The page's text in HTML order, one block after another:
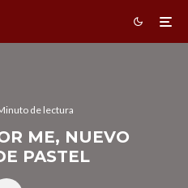
de lectura
ME, NUEVO
PASTEL